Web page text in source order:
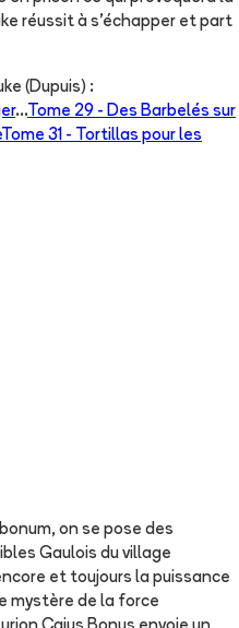
réussit à s'échapper et part
(Dupuis) :
...Tome 29 - Des Barbelés sur
Tome 31 -
Tortillas pour les
on se pose des
Gaulois du village
et toujours la puissance
mystère de la force